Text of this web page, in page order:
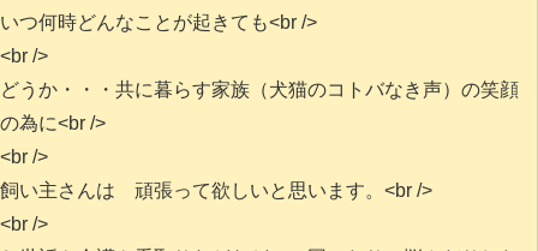
いつ何時どんなことが起きても<br />
<br />
どうか・・・共に暮らす家族（犬猫のコトバなき声）の笑顔
の為に<br />
<br />
飼い主さんは 頑張って欲しいと思います。<br />
<br />